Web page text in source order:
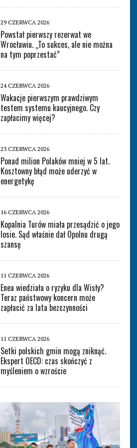
29 CZERWCA 2026
Powstał pierwszy rezerwat we
Wrocławiu. „To sukces, ale nie można
na tym poprzestać”
24 CZERWCA 2026
Wakacje pierwszym prawdziwym
testem systemu kaucyjnego. Czy
zapłacimy więcej?
23 CZERWCA 2026
Ponad milion Polaków mniej w 5 lat.
Kosztowny błąd może uderzyć w
energetykę
16 CZERWCA 2026
Kopalnia Turów miała przesądzić o jego
losie. Sąd właśnie dał Opolnu drugą
szansę
11 CZERWCA 2026
Enea wiedziała o ryzyku dla Wisły?
Teraz państwowy koncern może
zapłacić za lata bezczynności
11 CZERWCA 2026
Setki polskich gmin mogą zniknąć.
Ekspert OECD: czas skończyć z
myśleniem o wzroście